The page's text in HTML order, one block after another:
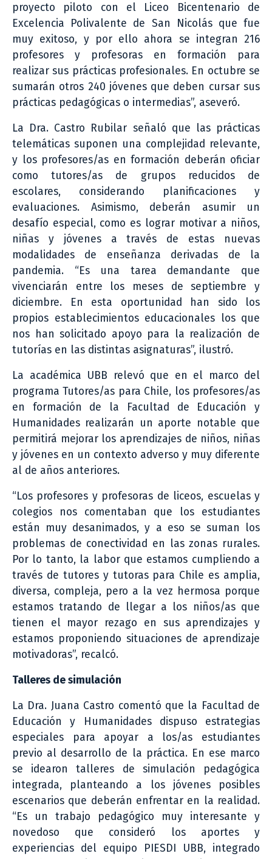
proyecto piloto con el Liceo Bicentenario de
Excelencia Polivalente de San Nicolás que fue
muy exitoso, y por ello ahora se integran 216
profesores y profesoras en formación para
realizar sus prácticas profesionales. En octubre se
sumarán otros 240 jóvenes que deben cursar sus
prácticas pedagógicas o intermedias”, aseveró.
La Dra. Castro Rubilar señaló que las prácticas
telemáticas suponen una complejidad relevante,
y los profesores/as en formación deberán oficiar
como tutores/as de grupos reducidos de
escolares, considerando planificaciones y
evaluaciones. Asimismo, deberán asumir un
desafío especial, como es lograr motivar a niños,
niñas y jóvenes a través de estas nuevas
modalidades de enseñanza derivadas de la
pandemia. “Es una tarea demandante que
vivenciarán entre los meses de septiembre y
diciembre. En esta oportunidad han sido los
propios establecimientos educacionales los que
nos han solicitado apoyo para la realización de
tutorías en las distintas asignaturas”, ilustró.
La académica UBB relevó que en el marco del
programa Tutores/as para Chile, los profesores/as
en formación de la Facultad de Educación y
Humanidades realizarán un aporte notable que
permitirá mejorar los aprendizajes de niños, niñas
y jóvenes en un contexto adverso y muy diferente
al de años anteriores.
“Los profesores y profesoras de liceos, escuelas y
colegios nos comentaban que los estudiantes
están muy desanimados, y a eso se suman los
problemas de conectividad en las zonas rurales.
Por lo tanto, la labor que estamos cumpliendo a
través de tutores y tutoras para Chile es amplia,
diversa, compleja, pero a la vez hermosa porque
estamos tratando de llegar a los niños/as que
tienen el mayor rezago en sus aprendizajes y
estamos proponiendo situaciones de aprendizaje
motivadoras”, recalcó.
Talleres de simulación
La Dra. Juana Castro comentó que la Facultad de
Educación y Humanidades dispuso estrategias
especiales para apoyar a los/as estudiantes
previo al desarrollo de la práctica. En ese marco
se idearon talleres de simulación pedagógica
integrada, planteando a los jóvenes posibles
escenarios que deberán enfrentar en la realidad.
“Es un trabajo pedagógico muy interesante y
novedoso que consideró los aportes y
experiencias del equipo PIESDI UBB, integrado